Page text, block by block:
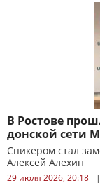
В Ростове
донской сети
Спикером стал
Алексей Алехин
29 июля 2026, 20:18 |